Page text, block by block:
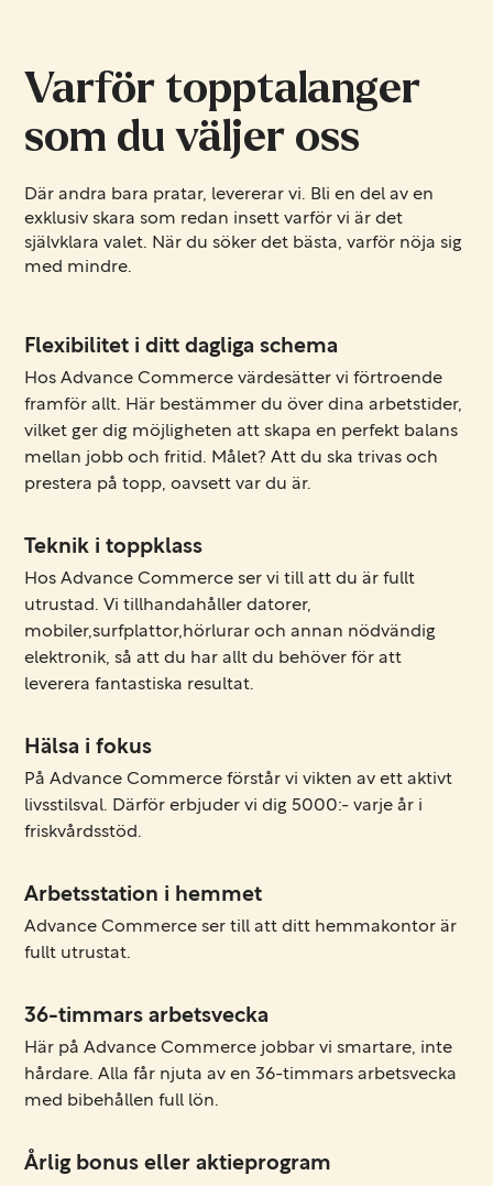
Varför topptalanger
som du väljer oss
Där andra bara pratar, levererar vi. Bli en del av en
exklusiv skara som redan insett varför vi är det
självklara valet. När du söker det bästa, varför nöja sig
med mindre.
Flexibilitet i ditt dagliga schema
Hos Advance Commerce värdesätter vi förtroende
framför allt. Här bestämmer du över dina arbetstider,
vilket ger dig möjligheten att skapa en perfekt balans
mellan jobb och fritid. Målet? Att du ska trivas och
prestera på topp, oavsett var du är.
Teknik i toppklass
Hos Advance Commerce ser vi till att du är fullt
utrustad. Vi tillhandahåller datorer,
mobiler,surfplattor,hörlurar och annan nödvändig
elektronik, så att du har allt du behöver för att
leverera fantastiska resultat.
Hälsa i fokus
På Advance Commerce förstår vi vikten av ett aktivt
livsstilsval. Därför erbjuder vi dig 5000:- varje år i
friskvårdsstöd.
Arbetsstation i hemmet
Advance Commerce ser till att ditt hemmakontor är
fullt utrustat.
36-timmars arbetsvecka
Här på Advance Commerce jobbar vi smartare, inte
hårdare. Alla får njuta av en 36-timmars arbetsvecka
med bibehållen full lön.
Årlig bonus eller aktieprogram